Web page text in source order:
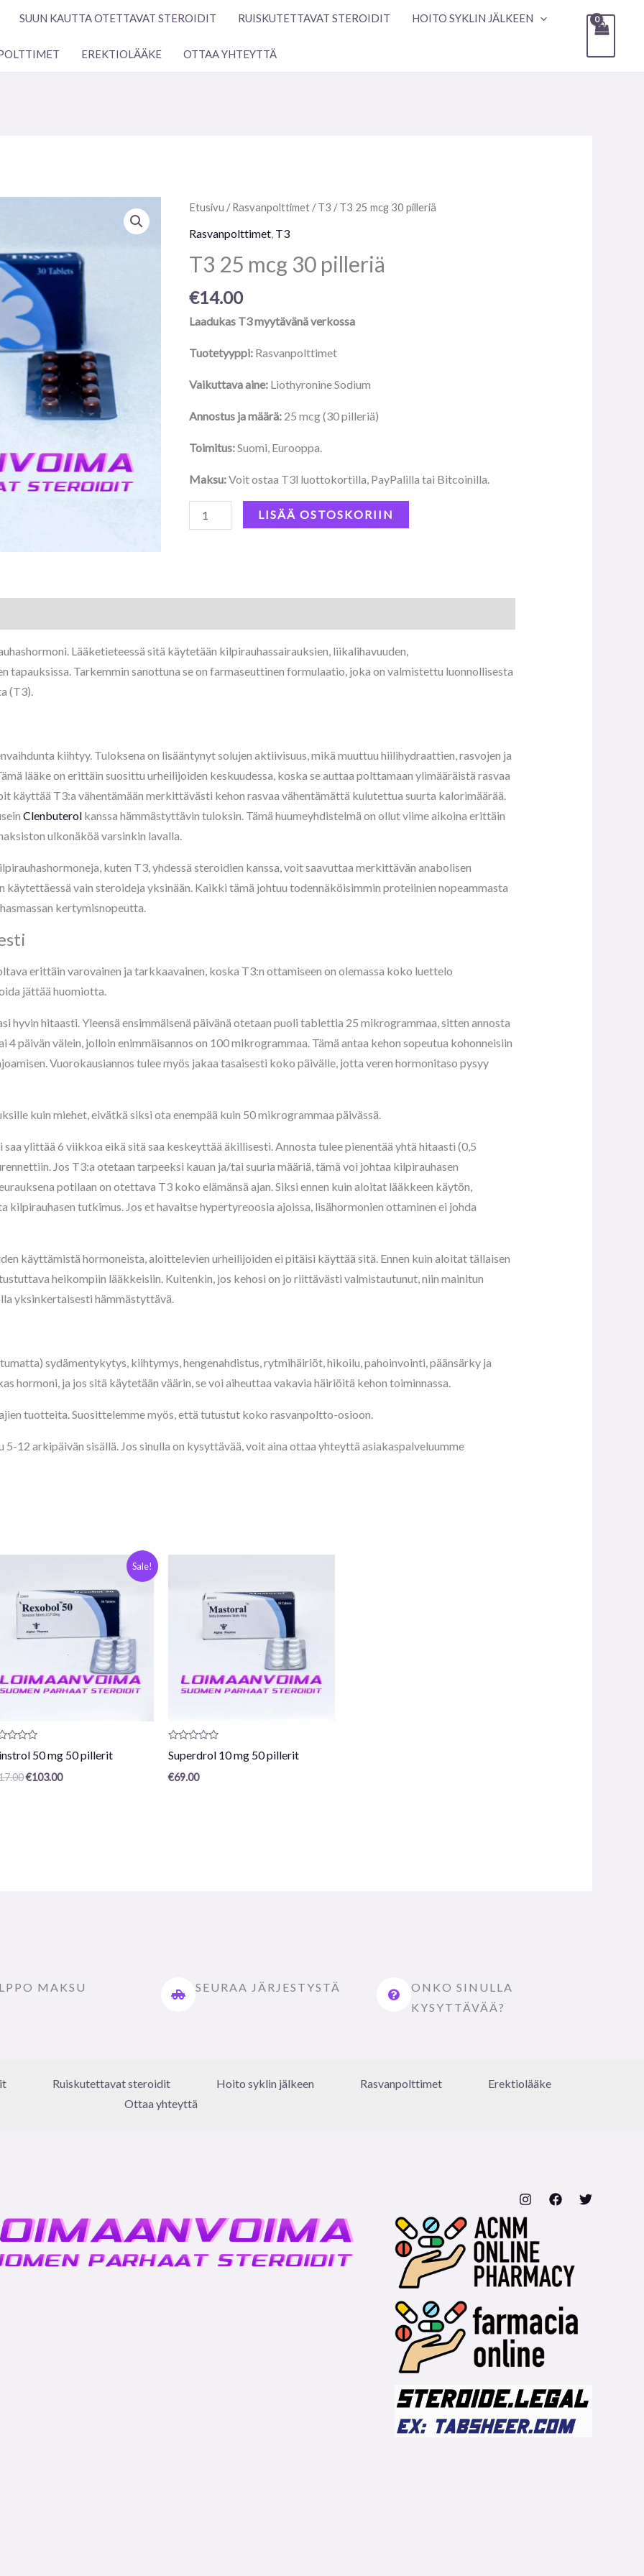
SUUN KAUTTA OTETTAVAT STEROIDIT RUISKUTETTAVAT STEROIDIT HOITO SYKLIN JÄLKEEN
EREKTIOLÄÄKE OTTAA YHTEYTTÄ
Etusivu /Rasvanpolttimet /T3 / T3 25 mcg 30 pilleriä
Rasvanpolttimet, T3
T3 25 mcg 30 pilleriä
€14.00
Laadukas T3 myytävänä verkossa
Tuotetyyppi: Rasvanpolttimet
Vaikuttava aine: Liothyronine Sodium
Annostus ja määrä: 25 mcg (30 pilleriä)
Toimitus:Suomi, Eurooppa.
Maksu:Voit ostaa T3l luottokortilla, PayPalilla tai Bitcoinilla.
T3
määrä
LISÄÄ OSTOSKORIIN
Lääketieteessä sitä käytetään kilpirauhassairauksien, liikalihavuuden,
tapauksissa. Tarkemmin sanottuna se on farmaseuttinen formulaatio, joka on valmistettu luonnollisesta
(T3).
kiihtyy. Tuloksena on lisääntynyt solujen aktiivisuus, mikä muuttuu hiilihydraattien, rasvojen ja
lääke on erittäin suosittu urheilijoiden keskuudessa, koska se auttaa polttamaan ylimääräistä rasvaa
käyttää T3:a vähentämään merkittävästi kehon rasvaa vähentämättä kulutettua suurta kalorimäärää.
Clenbuterolkanssa hämmästyttävin tuloksin. Tämä huumeyhdistelmä on ollut viime aikoina erittäin
ulkonäköä varsinkin lavalla.
kuten T3, yhdessä steroidien kanssa, voit saavuttaa merkittävän anabolisen
käytettäessä vain steroideja yksinään. Kaikki tämä johtuu todennäköisimmin proteiinien nopeammasta
kertymisnopeutta.
erittäin varovainen ja tarkkaavainen, koska T3:n ottamiseen on olemassa koko luettelo
jättää huomiotta.
hyvin hitaasti. Yleensä ensimmäisenä päivänä otetaan puoli tablettia 25 mikrogrammaa, sitten annosta
päivän välein, jolloin enimmäisannos on 100 mikrogrammaa. Tämä antaa kehon sopeutua kohonneisiin
Vuorokausiannos tulee myös jakaa tasaisesti koko päivälle, jotta veren hormonitaso pysyy
kuin miehet, eivätkä siksi ota enempää kuin 50 mikrogrammaa päivässä.
ylittää 6 viikkoa eikä sitä saa keskeyttää äkillisesti. Annosta tulee pienentää yhtä hitaasti (0,5
Jos T3:a otetaan tarpeeksi kauan ja/tai suuria määriä, tämä voi johtaa kilpirauhasen
potilaan on otettava T3 koko elämänsä ajan. Siksi ennen kuin aloitat lääkkeen käytön,
kilpirauhasen tutkimus. Jos et havaitse hypertyreoosia ajoissa, lisähormonien ottaminen ei johda
käyttämistä hormoneista, aloittelevien urheilijoiden ei pitäisi käyttää sitä. Ennen kuin aloitat tällaisen
heikompiin lääkkeisiin. Kuitenkin, jos kehosi on jo riittävästi valmistautunut, niin mainitun
yksinkertaisesti hämmästyttävä.
sydämentykytys, kiihtymys, hengenahdistus, rytmihäiriöt, hikoilu, pahoinvointi, päänsärky ja
hormoni, ja jos sitä käytetään väärin, se voi aiheuttaa vakavia häiriöitä kehon toiminnassa.
tuotteita. Suosittelemme myös, että tutustut koko rasvanpoltto-osioon.
5-12 arkipäivän sisällä. Jos sinulla on kysyttävää, voit aina ottaa yhteyttä asiakaspalveluumme
Sale!
50 mg 50 pillerit
€117.00.
€103.00
€103.00.
Arvostelu
tuotteesta:
/
Superdrol 10 mg 50 pillerit
€69.00
MAKSU SEURAA JÄRJESTYSTÄ
ONKO SINULLA
KYSYTTÄVÄÄ?
Ruiskutettavat steroidit Hoito syklin jälkeen Rasvanpolttimet
Erektiolääke
Ottaa yhteyttä